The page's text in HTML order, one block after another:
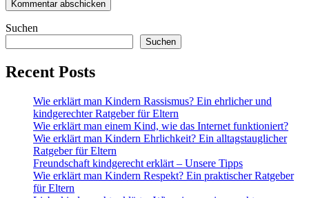
Suchen
Suchen
Recent Posts
Wie erklärt man Kindern Rassismus? Ein ehrlicher und
kindgerechter Ratgeber für Eltern
Wie erklärt man einem Kind, wie das Internet funktioniert?
Wie erklärt man Kindern Ehrlichkeit? Ein alltagstauglicher
Ratgeber für Eltern
Freundschaft kindgerecht erklärt – Unsere Tipps
Wie erklärt man Kindern Respekt? Ein praktischer Ratgeber
für Eltern